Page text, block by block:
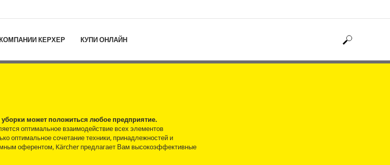
КЕРХЕР КУПИ ОНЛАЙН
может положиться любое предприятие.
оптимальное взаимодействие всех элементов
оптимальное сочетание техники, принадлежностей и
оферентом, Kärcher предлагает Вам высокоэффективные